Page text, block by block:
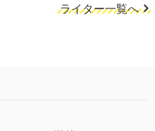
ライター一覧へ